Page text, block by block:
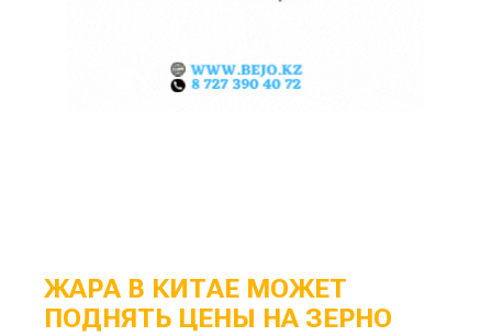
ЖАРА В КИТАЕ МОЖЕТ
ПОДНЯТЬ ЦЕНЫ НА ЗЕРНО